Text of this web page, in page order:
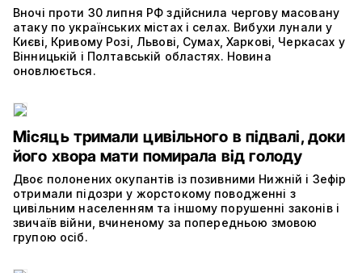
Вночі проти 30 липня РФ здійснила чергову масовану
атаку по українських містах і селах. Вибухи лунали у
Києві, Кривому Розі, Львові, Сумах, Харкові, Черкасах у
Вінницькій і Полтавській областях. Новина
оновлюється.
Місяць тримали цивільного в підвалі, доки
його хвора мати помирала від голоду
Двоє полонених окупантів із позивними Нижній і Зефір
отримали підозри у жорстокому поводженні з
цивільним населенням та іншому порушенні законів і
звичаїв війни, вчиненому за попередньою змовою
групою осіб.